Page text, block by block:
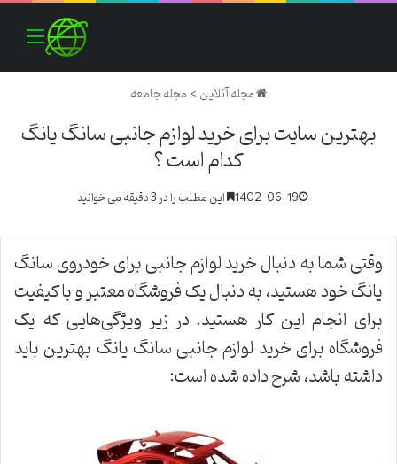
مجله آنلاین>مجله جامعه
بهترین سایت برای خرید لوازم جانبی سانگ یانگ
کدام است ؟
1402-06-19 این مطلب را در 3 دقیقه می خوانید
وقتی شما به دنبال خرید لوازم جانبی برای خودروی سانگ
یانگ خود هستید، به دنبال یک فروشگاه معتبر و با کیفیت
برای انجام این کار هستید. در زیر ویژگی‌هایی که یک
فروشگاه برای خرید لوازم جانبی سانگ یانگ بهترین باید
داشته باشد، شرح داده شده است: